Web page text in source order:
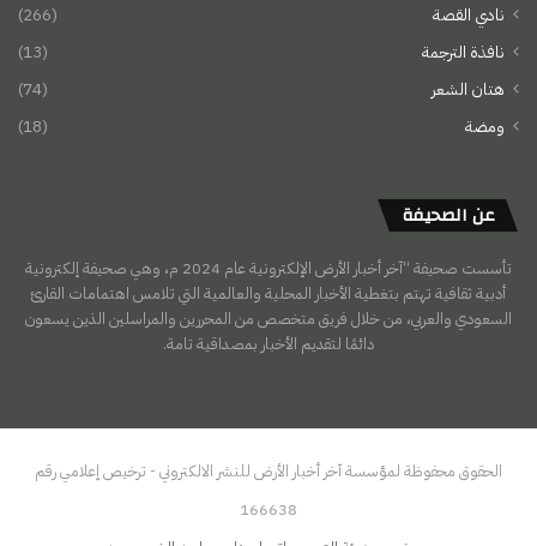
نادي القصة
(266)
نافذة الترجمة
(13)
هتان الشعر
(74)
ومضة
(18)
عن الصحيفة
تأسست صحيفة “آخر أخبار الأرض الإلكترونية عام 2024 م، وهي صحيفة إلكترونية
أدبية ثقافية تهتم بتغطية الأخبار المحلية والعالمية التي تلامس اهتمامات القارئ
السعودي والعربي، من خلال فريق متخصص من المحررين والمراسلين الذين يسعون
دائمًا لتقديم الأخبار بمصداقية تامة.
الحقوق محفوظة لمؤسسة آخر أخبار الأرض للنشر الالكتروني - ترخيص إعلامي رقم
166638